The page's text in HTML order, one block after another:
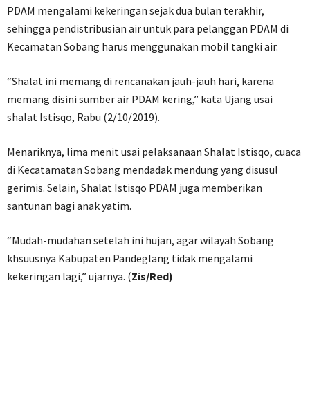
PDAM mengalami kekeringan sejak dua bulan terakhir,
sehingga pendistribusian air untuk para pelanggan PDAM di
Kecamatan Sobang harus menggunakan mobil tangki air.
“Shalat ini memang di rencanakan jauh-jauh hari, karena
memang disini sumber air PDAM kering,” kata Ujang usai
shalat Istisqo, Rabu (2/10/2019).
Menariknya, lima menit usai pelaksanaan Shalat Istisqo, cuaca
di Kecatamatan Sobang mendadak mendung yang disusul
gerimis. Selain, Shalat Istisqo PDAM juga memberikan
santunan bagi anak yatim.
“Mudah-mudahan setelah ini hujan, agar wilayah Sobang
khsuusnya Kabupaten Pandeglang tidak mengalami
kekeringan lagi,” ujarnya. (Zis/Red)